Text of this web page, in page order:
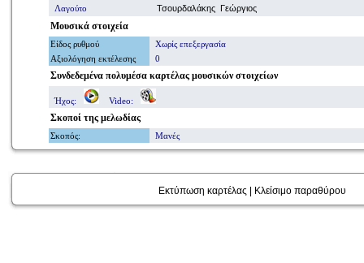
Λαγούτο
Τσουρδαλάκης Γεώργιος
Μουσικά στοιχεία
Είδος ρυθμού
Χωρίς επεξεργασία
Αξιολόγηση εκτέλεσης
0
Συνδεδεμένα πολυμέσα καρτέλας μουσικών στοιχείων
Ήχος: Video:
Σκοποί της μελωδίας
Σκοπός: Μανές
Εκτύπωση καρτέλας Κλείσιμο παραθύρου